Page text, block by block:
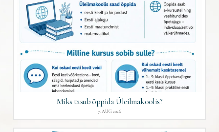
Miks tasub õppida Üleilmakoolis?
7. AUG 2026